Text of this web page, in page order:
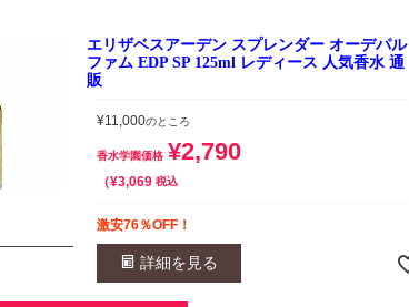
エリザベスアーデン スプレンダー オーデパル
ファム EDP SP 125ml レディース 人気香水 通
販
¥11,000のところ
香水学園価格 ¥2,790
¥3,069 税込
激安76％OFF！
詳細を見る